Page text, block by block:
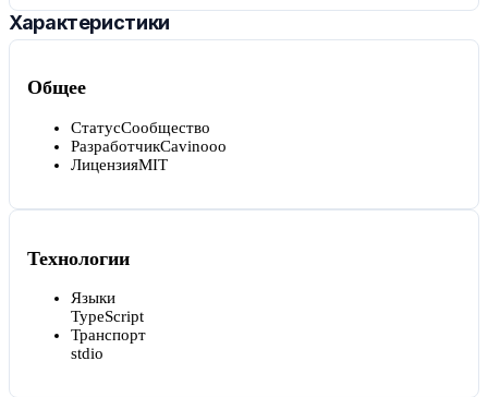
Характеристики
Общее
СтатусСообщество
РазработчикCavinooo
ЛицензияMIT
Технологии
Языки
TypeScript
Транспорт
stdio